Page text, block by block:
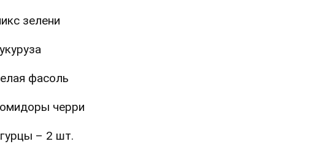
зелени
фасоль
черри
– 2 шт.